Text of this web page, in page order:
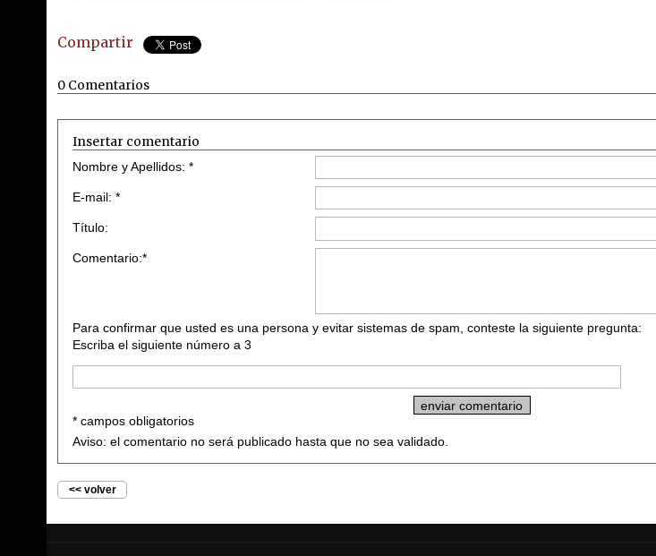
Compartir
0 Comentarios
Insertar comentario
Nombre y Apellidos: *
E-mail: *
Título:
Comentario:*
Para confirmar que usted es una persona y evitar sistemas de spam, conteste la siguiente pregunta:
Escriba el siguiente número a 3
* campos obligatorios
Aviso: el comentario no será publicado hasta que no sea validado.
<< volver